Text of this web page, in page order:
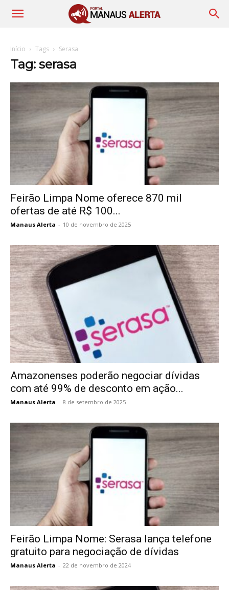
Início Tags Serasa
Tag: serasa
Feirão Limpa Nome oferece 870 mil
ofertas de até R$ 100...
Manaus Alerta - 10 de novembro de 2025
Amazonenses poderão negociar dívidas
com até 99% de desconto em ação...
Manaus Alerta - 8 de setembro de 2025
Feirão Limpa Nome: Serasa lança telefone
gratuito para negociação de dívidas
Manaus Alerta - 22 de novembro de 2024